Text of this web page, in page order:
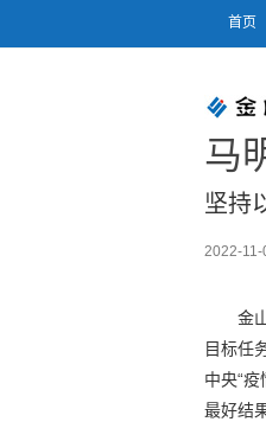
首页
马
坚持
2022-11-
金
目标任
中央“
最好结